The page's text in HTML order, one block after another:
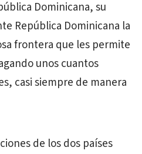
Dominicana, su
República Dominicana la
frontera que les permite
unos cuantos
casi siempre de manera
de los dos países